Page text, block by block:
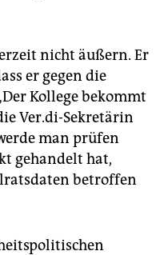
nicht äußern. Er
er gegen die
Kollege bekommt
Ver.di-Sekretärin
man prüfen
gehandelt hat,
betroffen